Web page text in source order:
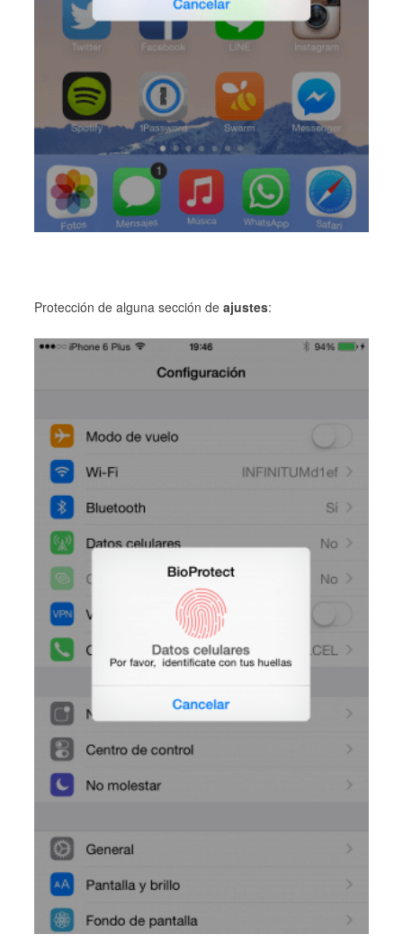
Protección de alguna sección de ajustes: